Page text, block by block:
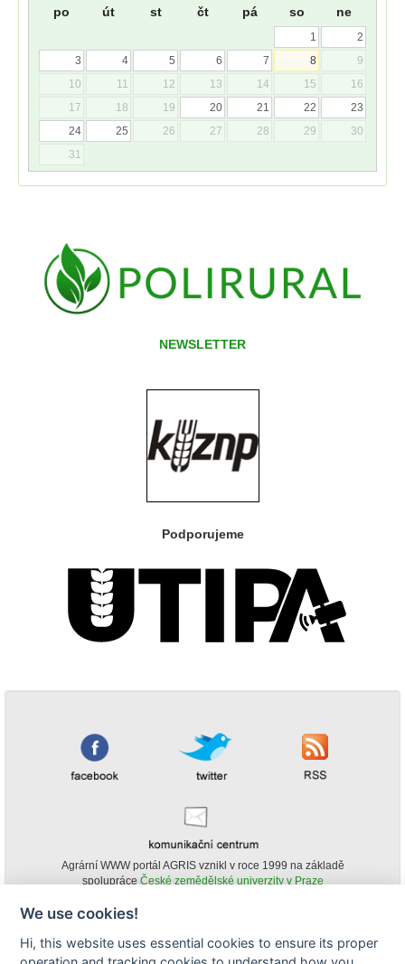
po út st čt pá so ne
1
2
3
4 5 6 7 8
9
10
11 12 13 14 15
16
17
18 19 20 21 22
23
24
25 26 27 28 29
30
31
NEWSLETTER
Podporujeme
Agrární WWW portál AGRIS vznikl v roce 1999 na základě
spolupráce České zemědělské univerzity v Praze
obsahu agrárního WWW portálu AGRIS je možné
(pokud není uvedeno jinak) pouze za podmínky uvedení zdroje v podobě
We use cookies!
Hi, this website uses essential cookies to ensure its proper